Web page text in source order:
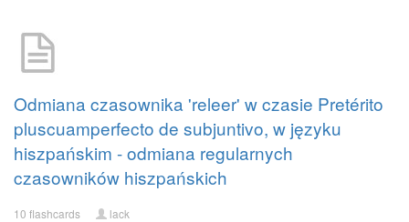
Odmiana czasownika 'releer' w czasie Pretérito
pluscuamperfecto de subjuntivo, w języku
hiszpańskim - odmiana regularnych
czasowników hiszpańskich
10 flashcards lack